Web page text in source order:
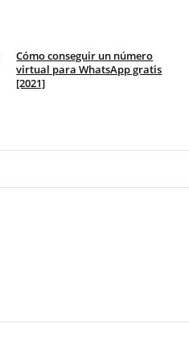
Cómo conseguir un número
virtual para WhatsApp gratis
[2021]